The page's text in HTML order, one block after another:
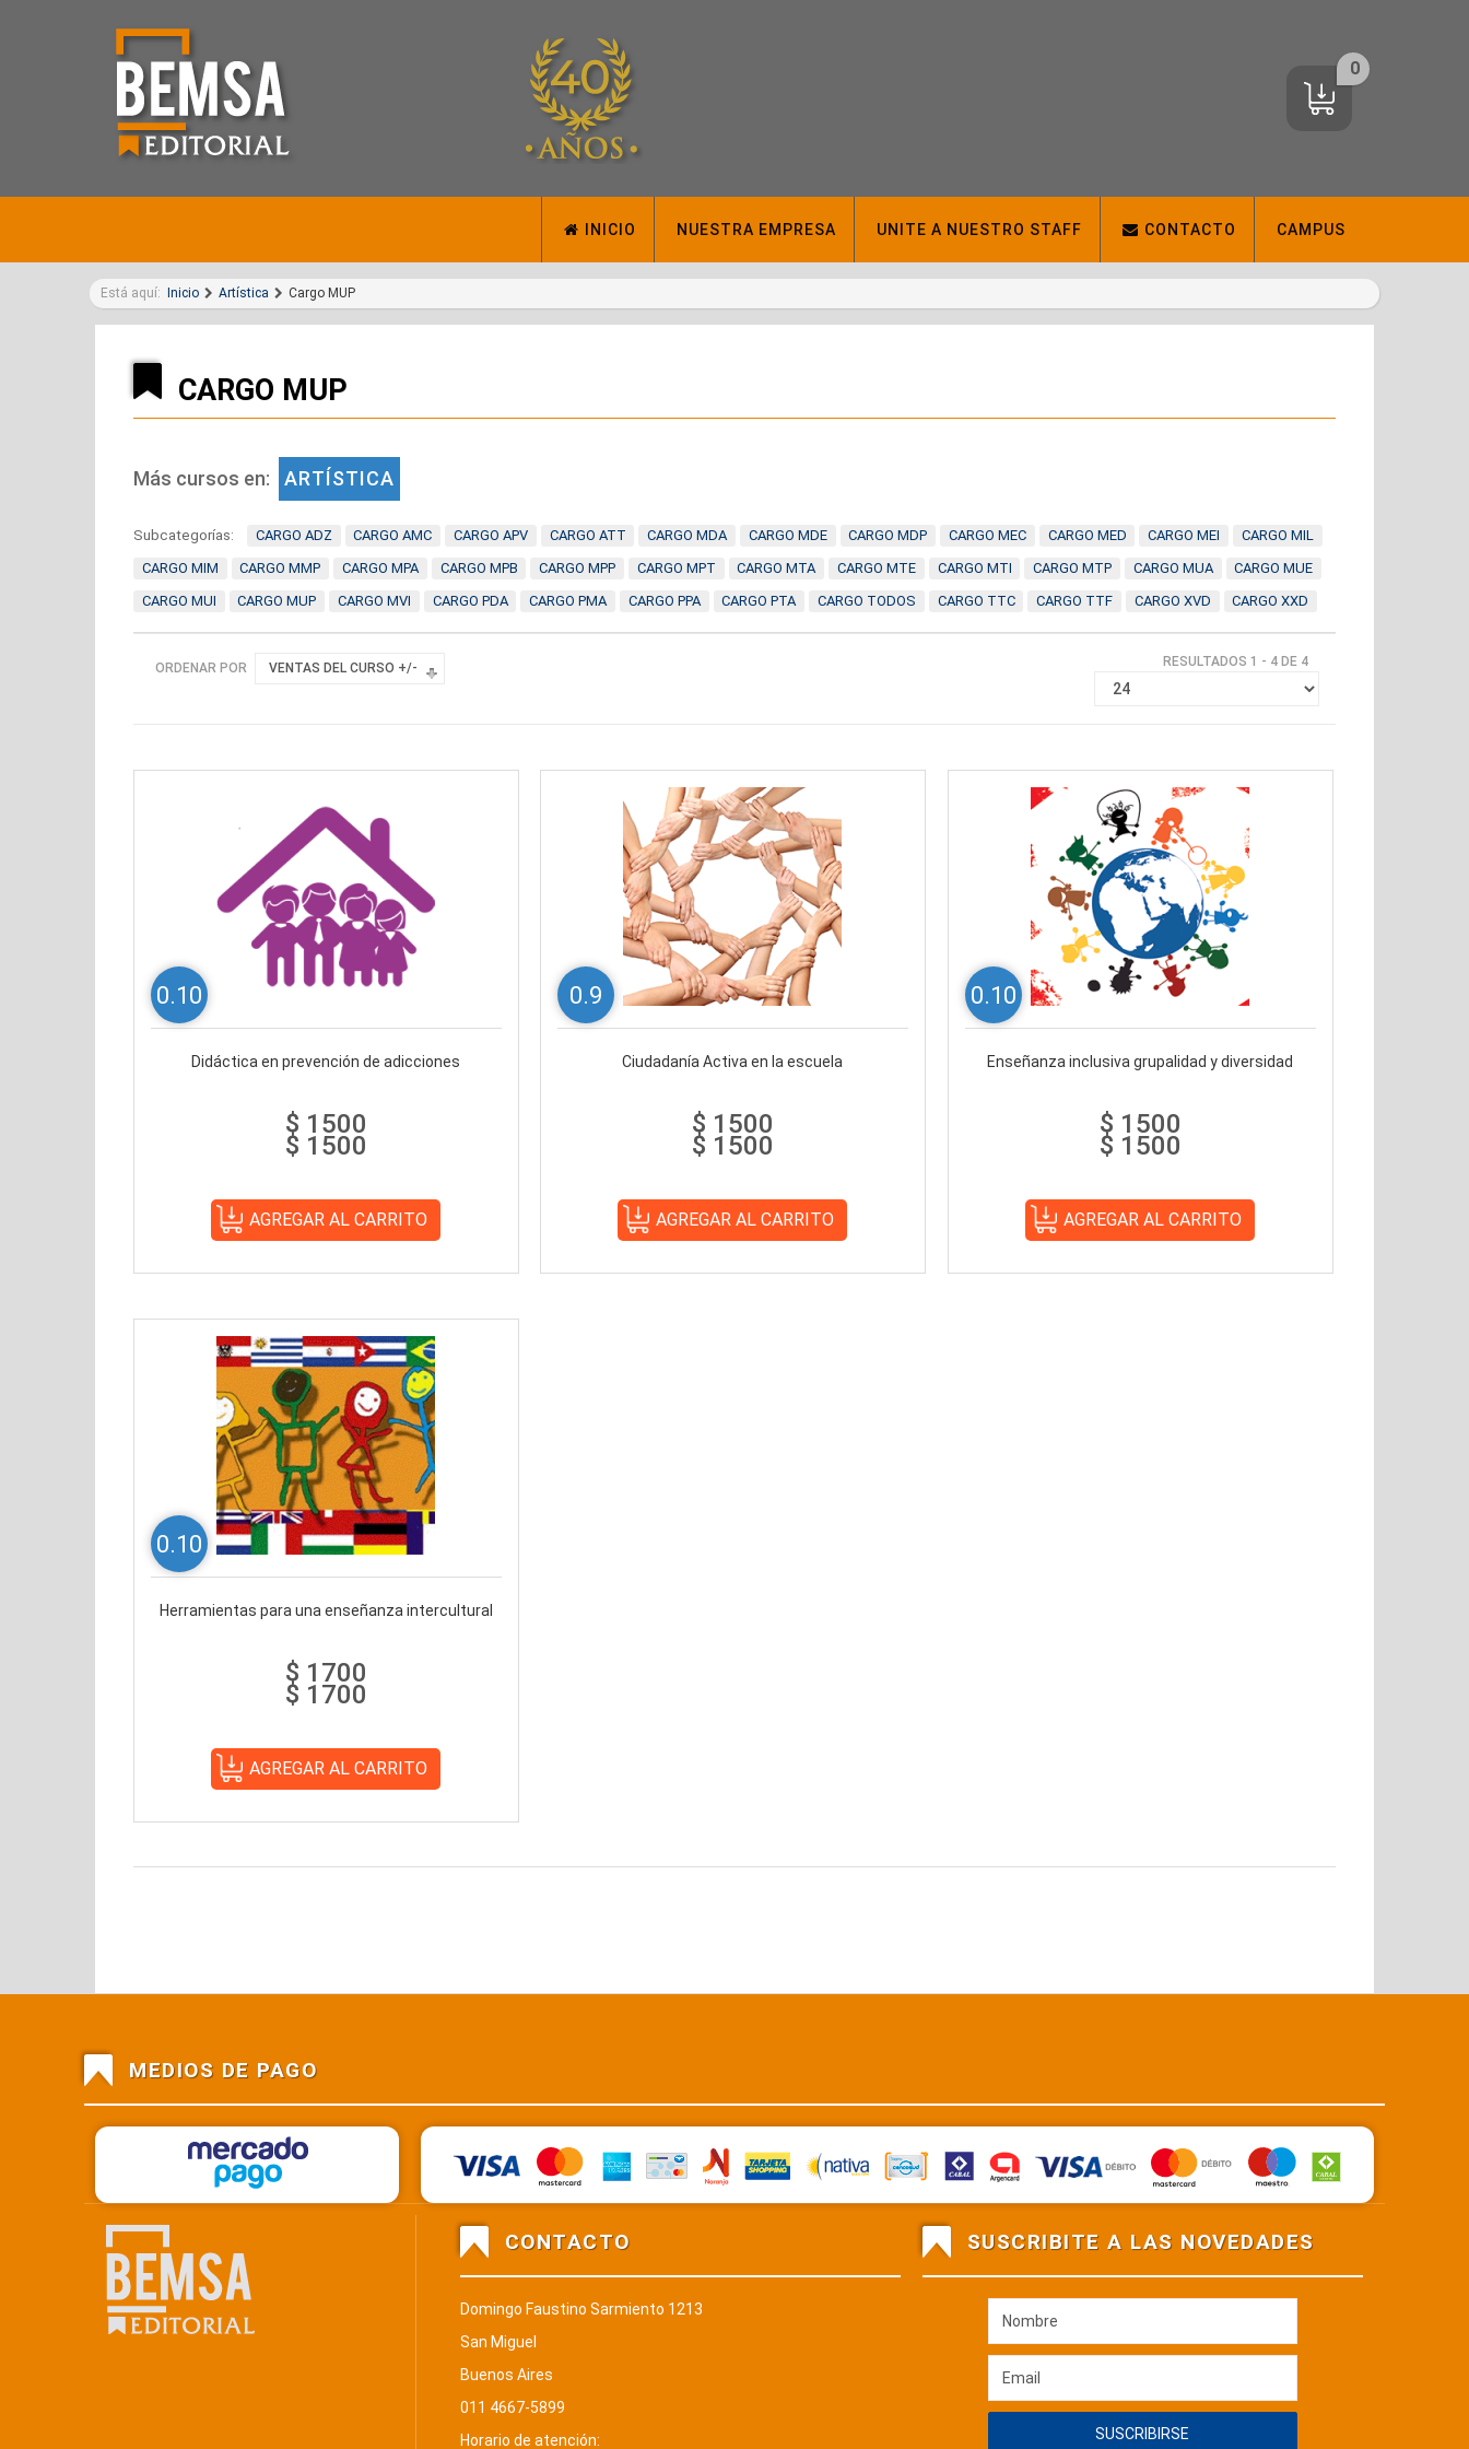
0
INICIO NUESTRA EMPRESA UNITE A NUESTRO STAFF CONTACTO CAMPUS
Está aquí: Inicio Artística Cargo MUP
CARGO MUP
Más cursos en: ARTÍSTICA
Subcategorías: CARGO ADZ CARGO AMC CARGO APV CARGO ATT CARGO MDA CARGO MDE CARGO MDP CARGO MEC CARGO MED CARGO MEI
CARGO MIL
CARGO MIM
CARGO MMP CARGO MPA CARGO MPB CARGO MPP CARGO MPT CARGO MTA CARGO MTE CARGO MTI CARGO MTP CARGO MUA
CARGO MUE
CARGO MUI
CARGO MUP CARGO MVI CARGO PDA CARGO PMA CARGO PPA CARGO PTA CARGO TODOS CARGO TTC CARGO TTF CARGO XVD CARGO XXD
ORDENAR POR VENTAS DEL CURSO +/- RESULTADOS 1 - 4 DE 4
0.10
Didáctica en prevención de adicciones
$ 1500
$ 1500
0.9
Ciudadanía Activa en la escuela
$ 1500
$ 1500
0.10
Enseñanza inclusiva grupalidad y diversidad
$ 1500
$ 1500
0.10
Herramientas para una enseñanza intercultural
$ 1700
$ 1700
MEDIOS DE PAGO
Visa
MastercardAmerican Express
Mercado Pago + Banco Patagonia
Naranja Tarjeta Shopping
Nativa Cencosud
Cabal Argencard Visa Débito Mastercard Débito
Maestro
CONTACTO
Domingo Faustino Sarmiento 1213
San Miguel
Buenos Aires
011 4667-5899
Horario de atención:
SUSCRIBITE A LAS NOVEDADES